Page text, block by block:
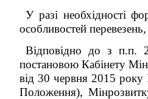
У разі необхідності
особливостей
Відповідно до з п.п.
постановою Кабінету
від 30 червня 2015 року
Положення),